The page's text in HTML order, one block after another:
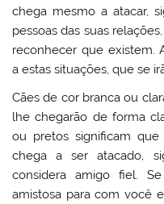
chega mesmo a atacar,
pessoas das suas
reconhecer que existem.
a estas situações, que se
Cães de cor branca ou
lhe chegarão de forma
ou pretos significam que
chega a ser atacado,
considera amigo fiel.
amistosa para com você